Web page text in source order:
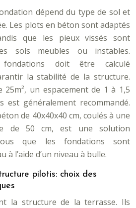
dépend du type de sol et
Les plots en béton sont adaptés
que les pieux vissés sont
sols meubles ou instables.
fondations doit être calculé
la stabilité de la structure.
un espacement de 1 à 1,5
généralement recommandé.
de 40x40x40 cm, coulés à une
de 50 cm, est une solution
vous que les fondations sont
à l’aide d’un niveau à bulle.
pilotis: choix des
la structure de la terrasse. Ils